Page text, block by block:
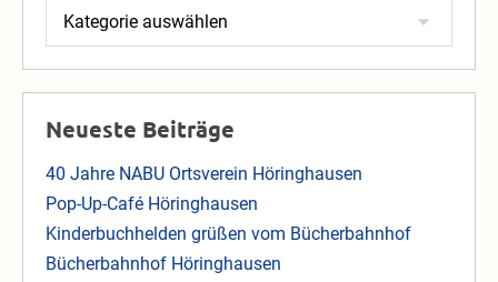
Kategorien
Neueste Beiträge
40 Jahre NABU Ortsverein Höringhausen
Pop-Up-Café Höringhausen
Kinderbuchhelden grüßen vom Bücherbahnhof
Bücherbahnhof Höringhausen